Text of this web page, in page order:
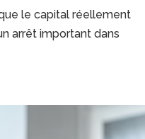
le capital réellement
arrêt important dans